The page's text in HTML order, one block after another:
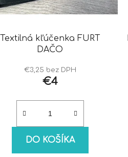
Textilná kľúčenka FURT
DAČO
€3,25 bez DPH
€4
DO KOŠÍKA